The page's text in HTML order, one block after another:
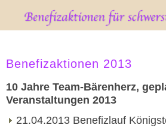
Benefizaktionen 2013
10 Jahre Team-Bärenherz,
Veranstaltungen 2013
21.04.2013 Benefizlauf